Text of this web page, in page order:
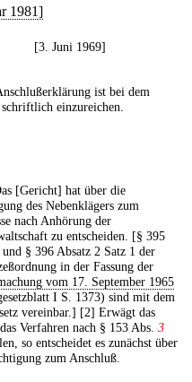
1981]
[3. Juni 1969]
ist bei dem
einzureichen.
[Gericht] hat über die
des Nebenklägers zum
nach Anhörung der
zu entscheiden. [§ 395
§ 396 Absatz 2 Satz 1 der
in der Fassung der
vom 17. September 1965
I S. 1373) sind mit dem
vereinbar.] [2] Erwägt das
Verfahren nach § 153 Abs. 3
so entscheidet es zunächst über
zum Anschluß.